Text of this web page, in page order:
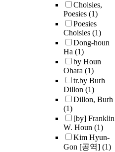
Choisies,
Poesies (1)
Poesies
Choisies (1)
Dong-houn
Ha (1)
by Houn
Ohara (1)
tr.by Burh
Dillon (1)
Dillon, Burh
(1)
[by] Franklin
W. Houn (1)
Kim Hyun-
Gon [공역] (1)